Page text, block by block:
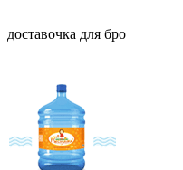
доставочка для бро